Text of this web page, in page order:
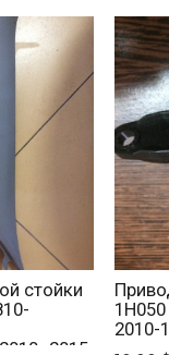
стойки
-2015.
2010-